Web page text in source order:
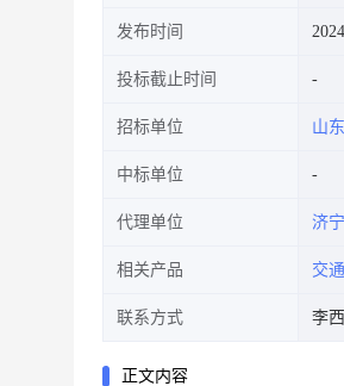
发布时间
投标截止时间
招标单位 山
中标单位
代理单位 济
相关产品 交
联系方式 李
正文内容